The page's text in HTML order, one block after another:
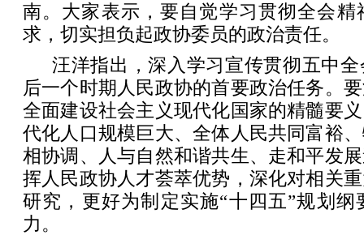
南。大家表示，要自觉学习贯彻全会精
求，切实担负起政协委员的政治责任。
汪洋指出，深入学习宣传贯彻五中
后一个时期人民政协的首要政治任务。
全面建设社会主义现代化国家的精髓要
代化人口规模巨大、全体人民共同富裕
相协调、人与自然和谐共生、走和平发
挥人民政协人才荟萃优势，深化对相关
研究，更好为制定实施“十四五”规划
力。